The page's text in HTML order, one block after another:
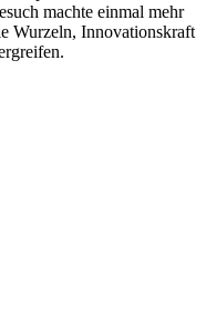
machte einmal mehr
Wurzeln, Innovationskraft